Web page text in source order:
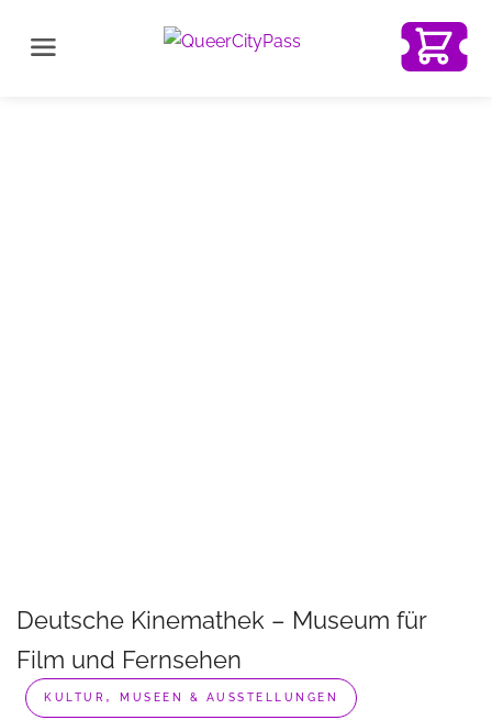
Deutsche Kinemathek – Museum für
Film und Fernsehen
KULTUR , MUSEEN & AUSSTELLUNGEN